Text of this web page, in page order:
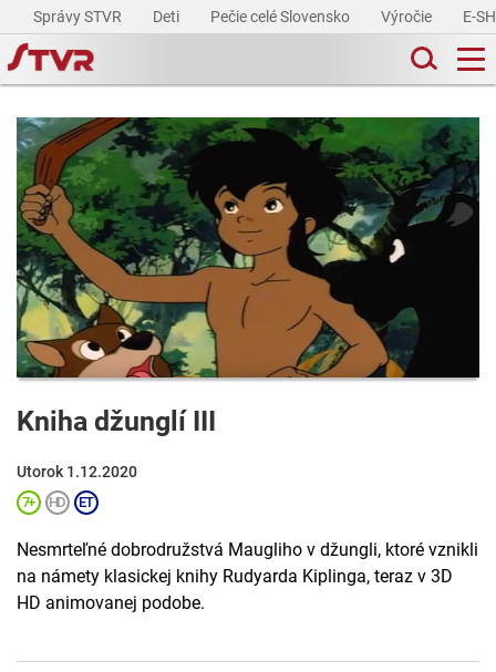
Správy STVR Deti Pečie celé Slovensko Výročie E-
Kniha džunglí III
Utorok 1.12.2020
Nesmrteľné dobrodružstvá Maugliho v džungli, ktoré vznikli
na námety klasickej knihy Rudyarda Kiplinga, teraz v 3D
HD animovanej podobe.